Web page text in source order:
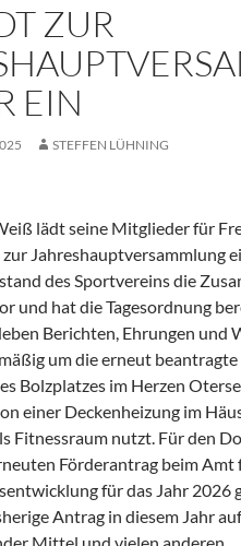
ZUR
EIN
STEFFEN LÜHNING
lädt seine Mitglieder für
zur Jahreshauptversammlung
des Sportvereins die
und hat die Tagesordnung
Berichten, Ehrungen und
um die erneut beantragte
Bolzplatzes im Herzen
einer Deckenheizung im
Fitnessraum nutzt. Für den
Förderantrag beim Amt
für das Jahr 2026
Antrag in diesem Jahr